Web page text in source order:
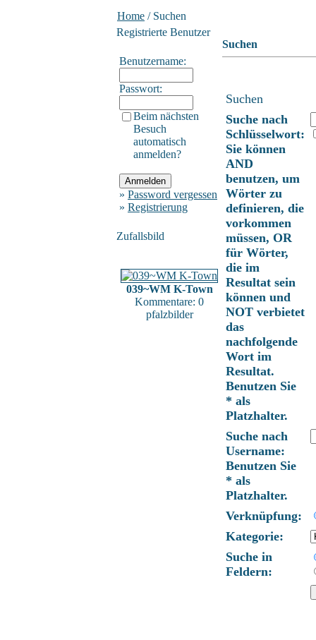
Home / Suchen
Registrierte Benutzer
Benutzername:
Passwort:
Beim nächsten
Besuch
automatisch
anmelden?
» Password vergessen
» Registrierung
Zufallsbild
039~WM K-Town
Kommentare: 0
pfalzbilder
Suchen
Suchen
Suche nach
Schlüsselwort:
Sie können
AND
benutzen, um
Wörter zu
definieren, die
vorkommen
müssen, OR
für Wörter,
die im
Resultat sein
können und
NOT verbietet
das
nachfolgende
Wort im
Resultat.
Benutzen Sie
* als
Platzhalter.
Suche nach
Username:
Benutzen Sie
* als
Platzhalter.
Verknüpfung:
Kategorie:
Suche in
Feldern: